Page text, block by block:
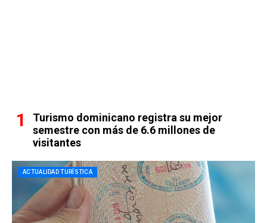
Turismo dominicano registra su mejor
semestre con más de 6.6 millones de
visitantes
ACTUALIDAD TURÍSTICA